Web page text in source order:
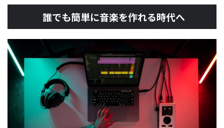
誰でも簡単に音楽を作れる時代へ